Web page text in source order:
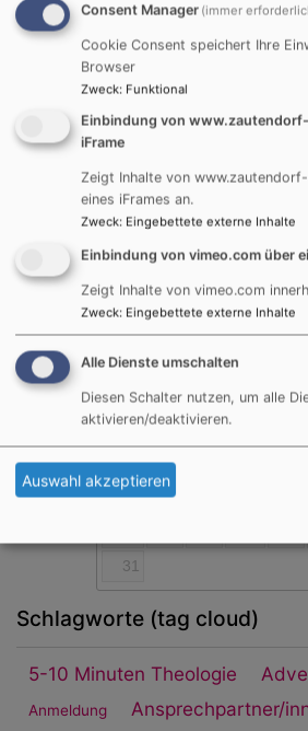
Im Oktober ist
Termine
August 2026
Mo Di Mi Do
3
4 5
10
11
17
18
31
Schlagworte (tag cloud)
5-10 Minuten Theologie
Anmeldung Ansprechpartner/
Consent Manager (immer
Cookie Consent speichert Ihre
Browser
Zweck: Funktional
Einbindung von
iFrame
Zeigt Inhalte von
eines iFrames an.
Zweck: Eingebettete externe Inhalte
Einbindung von vimeo.com über
Zeigt Inhalte von vimeo.com
Zweck: Eingebettete externe Inhalte
Alle Dienste umschalten
Diesen Schalter nutzen, um alle
aktivieren/deaktivieren.
Auswahl akzeptieren